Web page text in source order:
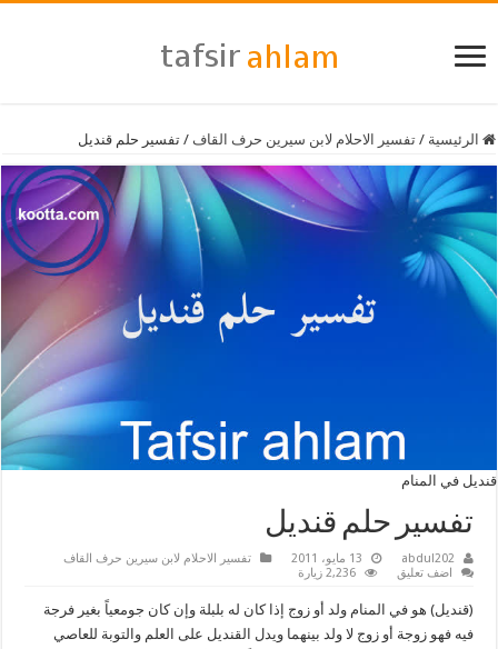
الرئيسية / تفسير الاحلام لابن سيرين حرف القاف / تفسير حلم قنديل
قنديل في المنام
تفسير حلم قنديل
abdul202 13 مايو، 2011
تفسير الاحلام لابن سيرين حرف القاف
اضف تعليق
2,236 زيارة
(قنديل) هو في المنام ولد أو زوج إذا كان له بلبلة وإن كان جومعياً بغير فرجة
فيه فهو زوجة أو زوج لا ولد بينهما ويدل القنديل على العلم والتوبة للعاصي